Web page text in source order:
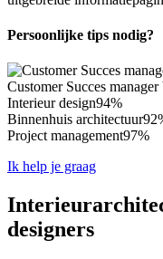
Persoonlijke tips nodig?
Customer Succes
Interieur design94%
Binnenhuis architectuur
Project management97%
Ik help je graag
designers